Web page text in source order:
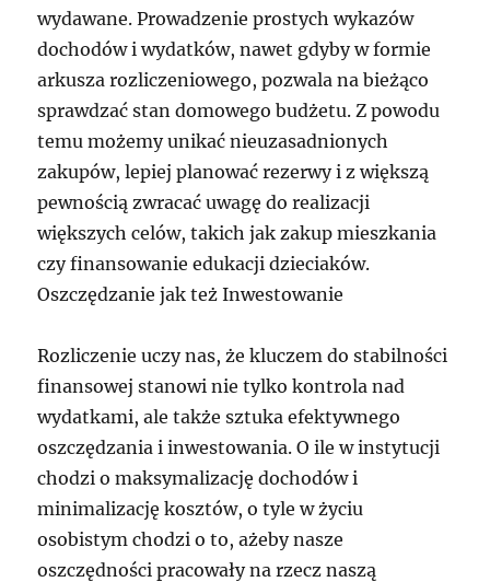
wydawane. Prowadzenie prostych wykazów
dochodów i wydatków, nawet gdyby w formie
arkusza rozliczeniowego, pozwala na bieżąco
sprawdzać stan domowego budżetu. Z powodu
temu możemy unikać nieuzasadnionych
zakupów, lepiej planować rezerwy i z większą
pewnością zwracać uwagę do realizacji
większych celów, takich jak zakup mieszkania
czy finansowanie edukacji dzieciaków.
Oszczędzanie jak też Inwestowanie
Rozliczenie uczy nas, że kluczem do stabilności
finansowej stanowi nie tylko kontrola nad
wydatkami, ale także sztuka efektywnego
oszczędzania i inwestowania. O ile w instytucji
chodzi o maksymalizację dochodów i
minimalizację kosztów, o tyle w życiu
osobistym chodzi o to, ażeby nasze
oszczędności pracowały na rzecz naszą